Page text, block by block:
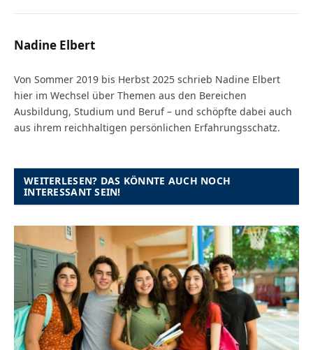
Nadine Elbert
Von Sommer 2019 bis Herbst 2025 schrieb Nadine Elbert
hier im Wechsel über Themen aus den Bereichen
Ausbildung, Studium und Beruf – und schöpfte dabei auch
aus ihrem reichhaltigen persönlichen Erfahrungsschatz.
WEITERLESEN? DAS KÖNNTE AUCH NOCH
INTERESSANT SEIN!